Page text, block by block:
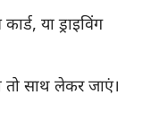
या ड्राइविंग
साथ लेकर जाएं।